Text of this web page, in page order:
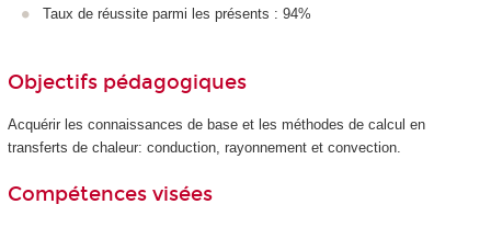
Taux de réussite parmi les présents : 94%
Objectifs pédagogiques
Acquérir les connaissances de base et les méthodes de calcul en
transferts de chaleur: conduction, rayonnement et convection.
Compétences visées